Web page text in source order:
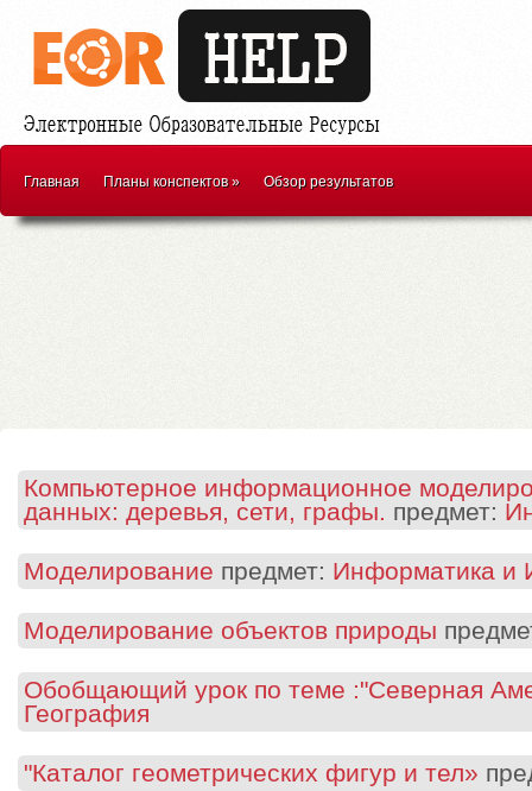
Главная Планы конспектов» Обзор результатов
Компьютерное информационное
данных: деревья, сети, графы. предмет:
Моделирование предмет: Информатика и
Моделирование объектов природы
Обобщающий урок по теме :"Северная
География
"Каталог геометрических фигур и тел»